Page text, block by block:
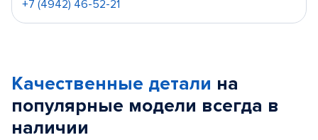
+7 (4942) 46-52-21
Качественные детали на
популярные модели всегда в
наличии